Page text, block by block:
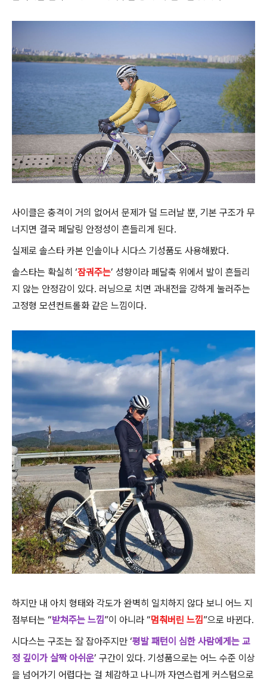
사이클은 충격이 거의 없어서 문제가 덜 드러날 뿐, 기본 구조가 무
너지면 결국 페달링 안정성이 흔들리게 된다.
실제로 솔스타 카본 인솔이나 시다스 기성품도 사용해봤다.
솔스타는 확실히 ‘잠궈주는’ 성향이라 페달축 위에서 발이 흔들리
지 않는 안정감이 있다. 러닝으로 치면 과내전을 강하게 눌러주는
고정형 모션컨트롤화 같은 느낌이다.
하지만 내 아치 형태와 각도가 완벽히 일치하지 않다 보니 어느 지
점부터는 “받쳐주는 느낌 ”이 아니라 “멈춰버린 느낌 ”으로 바뀐다.
시다스는 구조는 잘 잡아주지만 ‘평발 패턴이 심한 사람에게는 교
정 깊이가 살짝 아쉬운’ 구간이 있다. 기성품으로는 어느 수준 이상
을 넘어가기 어렵다는 걸 체감하고 나니까 자연스럽게 커스텀으로